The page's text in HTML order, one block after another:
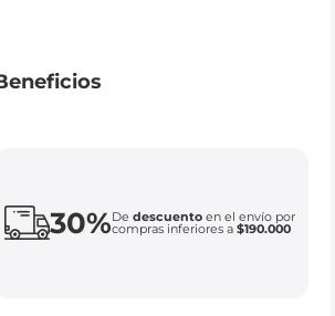
30%De descuentoen el envío por
compras inferiores a $190.000